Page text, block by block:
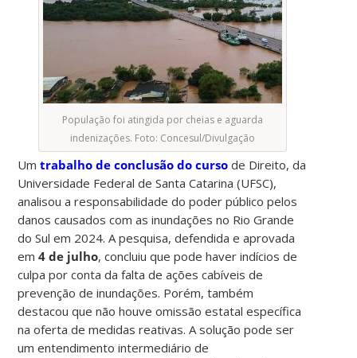
População foi atingida por cheias e aguarda
indenizações. Foto: Concesul/Divulgação
Umtrabalho de conclusão do curso de Direito, da
Universidade Federal de Santa Catarina (UFSC),
analisou a responsabilidade do poder público pelos
danos causados com as inundações no Rio Grande
do Sul em 2024. A pesquisa, defendida e aprovada
em4 de julho, concluiu que pode haver indícios de
culpa por conta da falta de ações cabíveis de
prevenção de inundações. Porém, também
destacou que não houve omissão estatal específica
na oferta de medidas reativas. A solução pode ser
um entendimento intermediário de